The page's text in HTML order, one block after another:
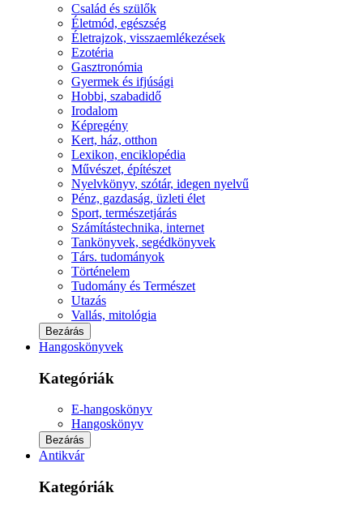
Család és szülők
Életmód, egészség
Életrajzok, visszaemlékezések
Ezotéria
Gasztronómia
Gyermek és ifjúsági
Hobbi, szabadidő
Irodalom
Képregény
Kert, ház, otthon
Lexikon, enciklopédia
Művészet, építészet
Nyelvkönyv, szótár, idegen nyelvű
Pénz, gazdaság, üzleti élet
Sport, természetjárás
Számítástechnika, internet
Tankönyvek, segédkönyvek
Társ. tudományok
Történelem
Tudomány és Természet
Utazás
Vallás, mitológia
Bezárás
Hangoskönyvek
Kategóriák
E-hangoskönyv
Hangoskönyv
Bezárás
Antikvár
Kategóriák